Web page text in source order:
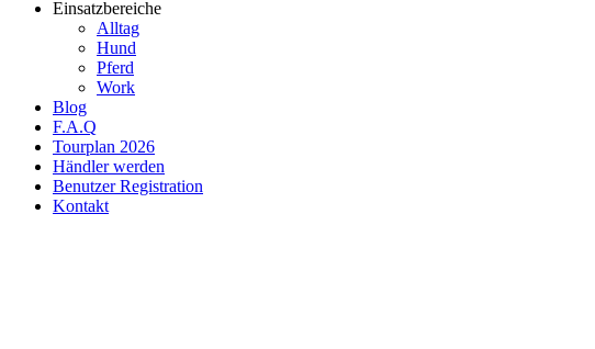
Einsatzbereiche
Alltag
Hund
Pferd
Work
Blog
F.A.Q
Tourplan 2026
Händler werden
Benutzer Registration
Kontakt